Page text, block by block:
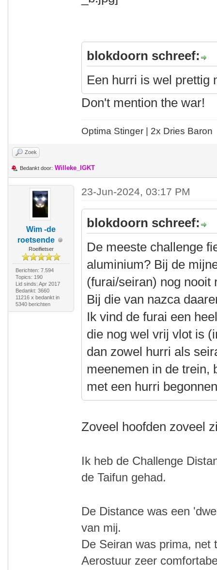
blokdoorn schreef:
Een hurri is wel prettig
Don't mention the war!
Optima Stinger | 2x Dries Baron
Zoek
Bedankt door: Willeke_IGKT
Wim -de
roetsende
Roeifietser
Berichten: 7.594
Topics: 190
Lid sinds: Apr 2017
Bedankt: 3660
11216 x bedankt in
5340 berichten
23-Jun-2024, 03:17 PM
blokdoorn schreef:
De meeste challenge
aluminium? Bij de
(furai/seiran) nog nooit
Bij die van nazca
Ik vind de furai een
die nog wel vrij vlot is
dan zowel hurri als
meenemen in de trein,
met een hurri
Zoveel hoofden zoveel
Ik heb de Challenge
de Taifun gehad.
De Distance was een
van mij.
De Seiran was prima, net
Aerostuur zeer